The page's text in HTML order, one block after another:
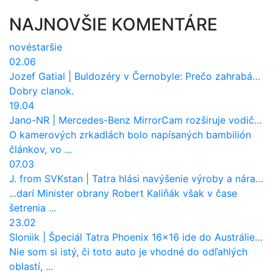
NAJNOVŠIE KOMENTÁRE
novéstaršie
02.06
Jozef Gatial
Buldozéry v Černobyle: Prečo zahrabávali Červený les pod zem?
Dobry clanok.
19.04
Jano-NR
Mercedes-Benz MirrorCam rozširuje vodičovi výhľad a uberá autobusom odpor vzduchu
O kamerových zrkadlách bolo napísaných bambilión
článkov, vo ...
07.03
J. from SVKstan
Tatra hlási navýšenie výroby a nárast tržieb. Ktorí odberatelia sú kľúčoví?
...darí Minister obrany Robert Kaliňák však v čase
šetrenia ...
23.02
Sloniik
Špeciál Tatra Phoenix 16×16 ide do Austrálie. Na čo bude slúžiť?
Nie som si istý, či toto auto je vhodné do odľahlých
oblastí, ...